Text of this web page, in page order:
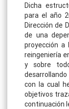
Dicha
para el año
Dirección de
de una
proyección a
reingeniería
y sobre
con la cual
objetivos
continuación